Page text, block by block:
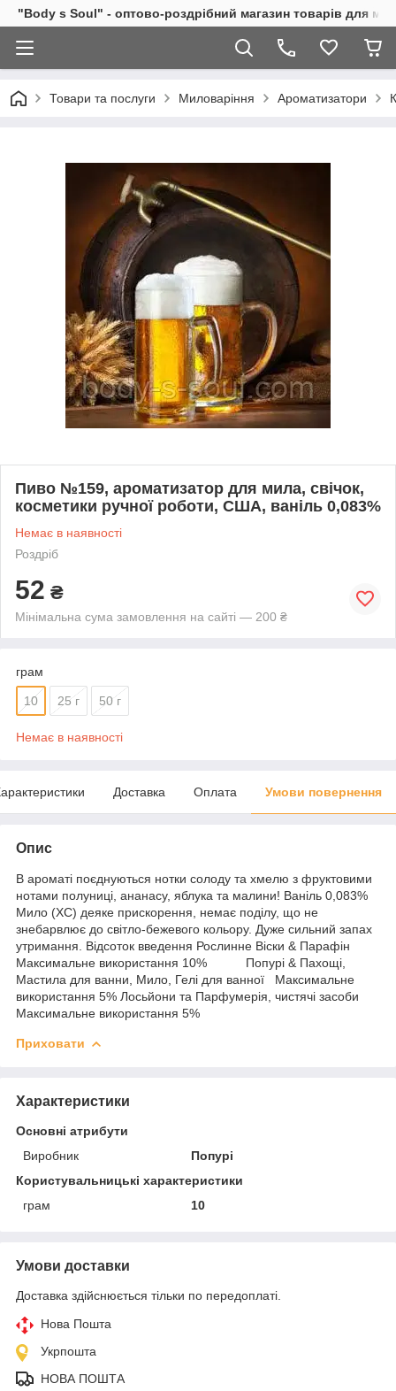
"Body s Soul" - оптово-роздрібний магазин товарів для
Товари та послуги Миловаріння Ароматизатори
Пиво №159, ароматизатор для мила, свічок,
косметики ручної роботи, США, ваніль 0,083%
Немає в наявності
Роздріб
52 ₴
Мінімальна сума замовлення на сайті — 200 ₴
грам
10 25 г 50 г
Немає в наявності
Доставка Оплата Умови повернення
Опис
В ароматі поєднуються нотки солоду та хмелю з фруктовими
нотами полуниці, ананасу, яблука та малини! Ваніль 0,083%
Мило (ХС) деяке прискорення, немає поділу, що не
знебарвлює до світло-бежевого кольору. Дуже сильний запах
утримання. Відсоток введення Рослинне Віски & Парафін
Максимальне використання 10% Попурі & Пахощі,
Мастила для ванни, Мило, Гелі для ванної Максимальне
використання 5% Лосьйони та Парфумерія, чистячі засоби
Максимальне використання 5%
Приховати
Характеристики
Основні атрибути
Виробник
Попурі
Користувальницькі характеристики
грам
10
Умови доставки
Доставка здійснюється тільки по передоплаті.
Нова Пошта
Укрпошта
НОВА ПОШТА